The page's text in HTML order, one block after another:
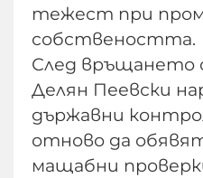
тежест при
собствеността.
След връщането
Делян Пеевски
държавни
отново да
мащабни